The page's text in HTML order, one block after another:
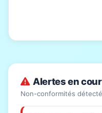
Alertes en
Non-conformités